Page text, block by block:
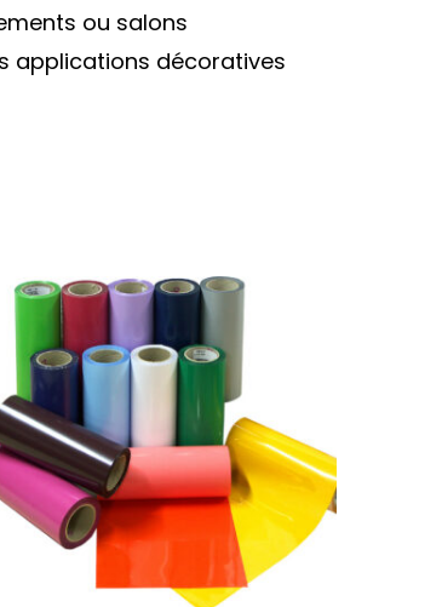
ou salons
applications décoratives